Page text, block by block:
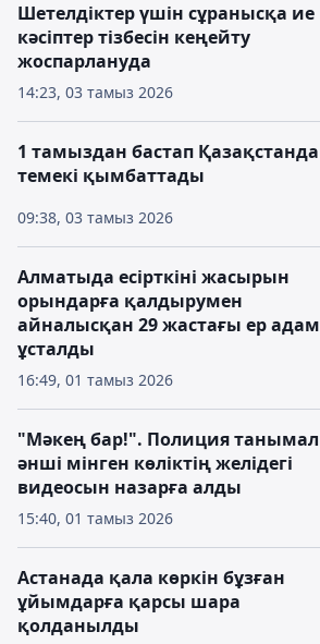
14:23, 03 тамыз 2026
Шетелдіктер үшін сұранысқа ие
кәсіптер тізбесін кеңейту
жоспарлануда
09:38, 03 тамыз 2026
1 тамыздан бастап Қазақстанда
темекі қымбаттады
16:49, 01 тамыз 2026
Алматыда есірткіні жасырын
орындарға қалдырумен
айналысқан 29 жастағы ер адам
ұсталды
15:40, 01 тамыз 2026
"Мәкең бар!". Полиция танымал
әнші мінген көліктің желідегі
видеосын назарға алды
Астанада қала көркін бұзған
ұйымдарға қарсы шара
қолданылды